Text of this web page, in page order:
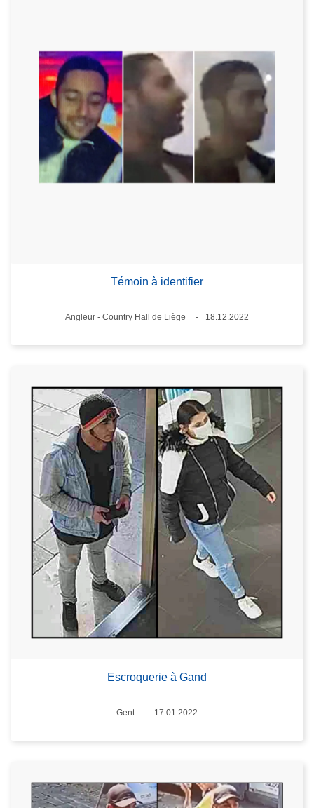
Témoin à identifier
Standort
Angleur - Country Hall de Liège
18.12.2022
Escroquerie à Gand
Standort
Gent
17.01.2022